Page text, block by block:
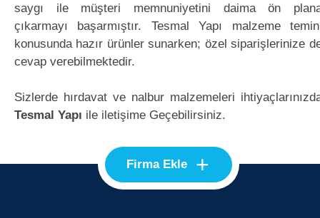
saygı ile müşteri memnuniyetini daima ön
çıkarmayı başarmıştır. Tesmal Yapı malzeme
konusunda hazır ürünler sunarken; özel siparişlerinize
cevap verebilmektedir.
Sizlerde hırdavat ve nalbur malzemeleri
Tesmal Yapı ile iletişime Geçebilirsiniz.
Firma Ekle +